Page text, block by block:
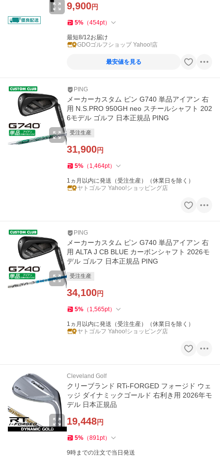
9,900円
5% （454pt）
最短8/12お届け
GDOゴルフショップ Yahoo!店
最安値を見る
PING
メーカーカスタム ピン G740 単品アイアン 右
用 N.S.PRO 950GH neo スチールシャフト 202
6モデル ゴルフ 日本正規品 PING
受注生産
31,900円
5% （ 1,464pt）
1ヵ月以内に発送（受注生産）（休業日を除く）
ヤトゴルフ Yahoo!ショッピング店
PING
メーカーカスタム ピン G740 単品アイアン 右
用 ALTA J CB BLUE カーボンシャフト 2026モ
デル ゴルフ 日本正規品 PING
受注生産
34,100円
5% （ 1,565pt）
1ヵ月以内に発送（受注生産）（休業日を除く）
ヤトゴルフ Yahoo!ショッピング店
Cleveland Golf
クリーブランド RTi-FORGED フォージド ウェ
ッジ ダイナミックゴールド 右利き用 2026年モ
デル 日本正規品
19,448円
5% （891pt）
9時までの注文で当日発送